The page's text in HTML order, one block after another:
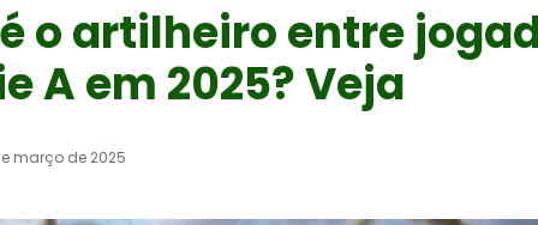
o artilheiro entre
A em 2025? Veja
março de 2025